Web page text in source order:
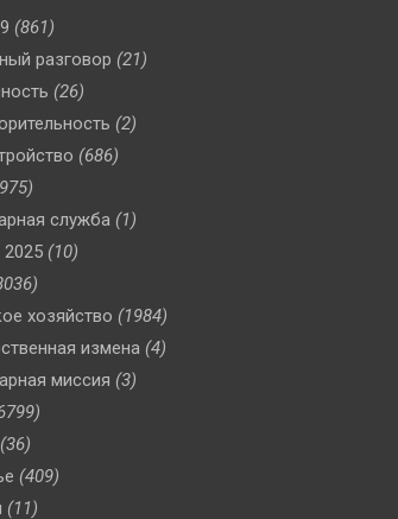
(861)
разговор (21)
(26)
(2)
(686)
служба (1)
(10)
хозяйство (1984)
измена (4)
миссия (3)
(36)
(409)
(11)